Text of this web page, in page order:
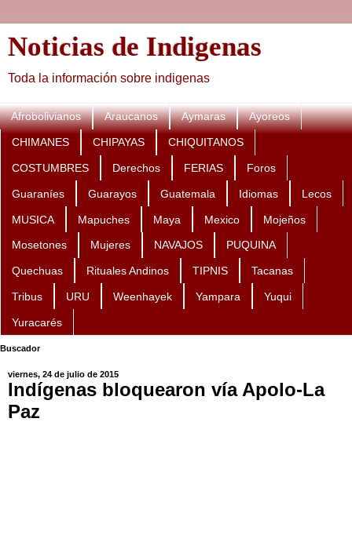
Noticias de Indigenas
Toda la información sobre indigenas
Afrobolivianos Araucanos Aymaras Ayoreos
CHIMANES CHIPAYAS CHIQUITANOS
COSTUMBRES Derechos FERIAS Foros
Guaraníes Guarayos Guatemala Idiomas Lecos
MUSICA Mapuches Maya Mexico Mojeños
Mosetones Mujeres NAVAJOS PUQUINA
Quechuas Rituales Andinos TIPNIS Tacanas
Tribus URU Weenhayek Yampara Yuqui
Yuracarés
Buscador
viernes, 24 de julio de 2015
Indígenas bloquearon vía Apolo-La
Paz